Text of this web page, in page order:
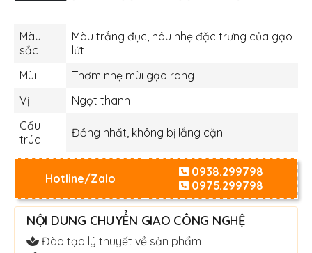
Màu
sắc
Màu trắng đục, nâu nhẹ đặc trưng của gạo
lứt
Mùi
Thơm nhẹ mùi gạo rang
Vị
Ngọt thanh
Cấu
trúc
Đồng nhất, không bị lắng cặn
Hotline/Zalo
0938.299798
0975.299798
NỘI DUNG CHUYỂN GIAO CÔNG NGHỆ
Đào tạo lý thuyết về sản phẩm